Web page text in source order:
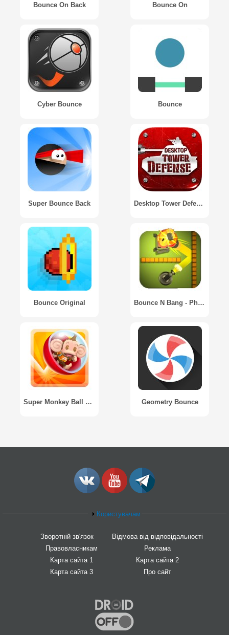
Bounce On Back Bounce On
Cyber Bounce Bounce
Super Bounce Back Desktop Tower Defense
Bounce Original Bounce N Bang - Physics Puzzle Premium Version
Super Monkey Ball Bounce Geometry Bounce
Користувачам
Зворотній зв'язок
Відмова від відповідальності
Правовласникам
Реклама
Карта сайта 1
Карта сайта 2
Карта сайта 3
Про сайт